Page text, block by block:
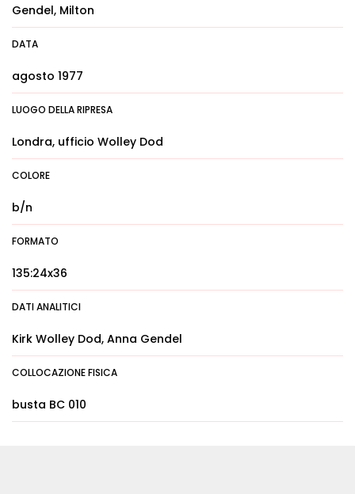
Gendel, Milton
DATA
agosto 1977
LUOGO DELLA RIPRESA
Londra, ufficio Wolley Dod
COLORE
b/n
FORMATO
135:24x36
DATI ANALITICI
Kirk Wolley Dod, Anna Gendel
COLLOCAZIONE FISICA
busta BC 010